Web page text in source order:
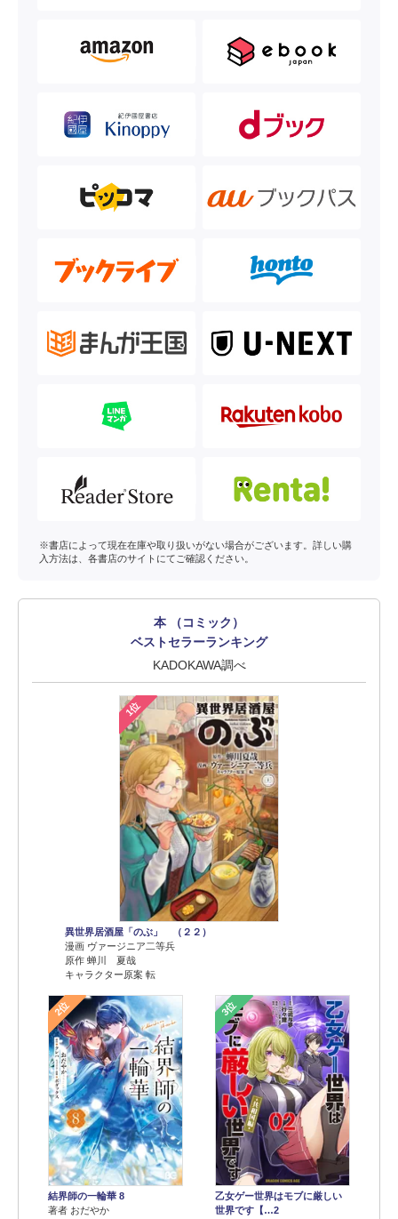
※書店によって現在在庫や取り扱いがない場合がございます。詳しい購
入方法は、各書店のサイトにてご確認ください。
本 （コミック）
ベストセラーランキング
KADOKAWA調べ
1位
異世界居酒屋「のぶ」 （２２）
漫画 ヴァージニア二等兵
原作 蝉川 夏哉
キャラクター原案 転
2位
結界師の一輪華 8
著者 おだやか
3位
乙女ゲー世界はモブに厳しい
世界です【…2